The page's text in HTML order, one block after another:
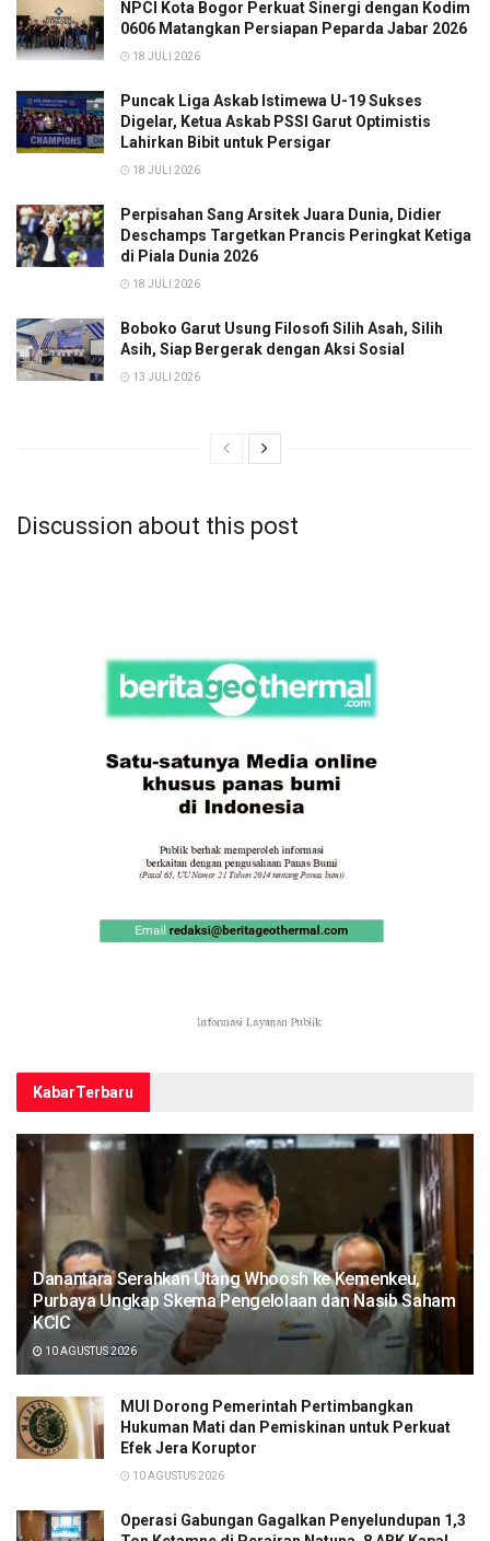
NPCI Kota Bogor Perkuat Sinergi dengan Kodim
0606 Matangkan Persiapan Peparda Jabar 2026
18 JULI 2026
Puncak Liga Askab Istimewa U-19 Sukses
Digelar, Ketua Askab PSSI Garut Optimistis
Lahirkan Bibit untuk Persigar
18 JULI 2026
Perpisahan Sang Arsitek Juara Dunia, Didier
Deschamps Targetkan Prancis Peringkat Ketiga
di Piala Dunia 2026
18 JULI 2026
Boboko Garut Usung Filosofi Silih Asah, Silih
Asih, Siap Bergerak dengan Aksi Sosial
13 JULI 2026
Discussion about this post
KabarTerbaru
Danantara Serahkan Utang Whoosh ke Kemenkeu,
Purbaya Ungkap Skema Pengelolaan dan Nasib Saham
KCIC
10 AGUSTUS 2026
MUI Dorong Pemerintah Pertimbangkan
Hukuman Mati dan Pemiskinan untuk Perkuat
Efek Jera Koruptor
10 AGUSTUS 2026
Operasi Gabungan Gagalkan Penyelundupan 1,3